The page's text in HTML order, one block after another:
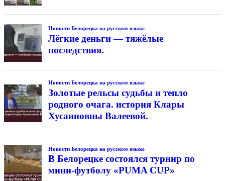
Новости Белорецка на русском языке
Лёгкие деньги — тяжёлые
последствия.
Новости Белорецка на русском языке
Золотые рельсы судьбы и тепло
родного очага. история Клары
Хусаиновны Валеевой.
Новости Белорецка на русском языке
В Белорецке состоялся турнир по
мини-футболу «PUMA CUP»